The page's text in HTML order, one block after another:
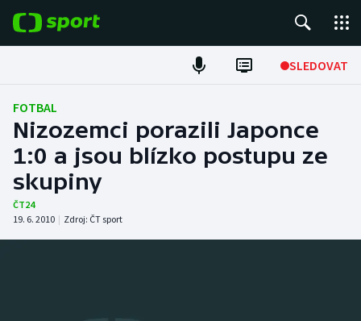
SLEDOVAT
Fotbal
Hokej
Tenis
Atletika
FOTBAL
Nizozemci porazili Japonce
1:0 a jsou blízko postupu ze
skupiny
ČT24
19. 6. 2010 | Zdroj: ČT sport